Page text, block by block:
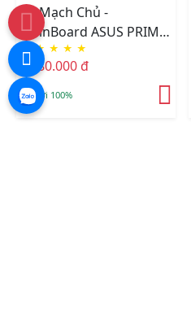
Bo Mạch Chủ -
MainBoard ASUS PRIME
H610M-F WIFI D4
★ ★ ★ ★
1.880.000 đ
Mới 100%